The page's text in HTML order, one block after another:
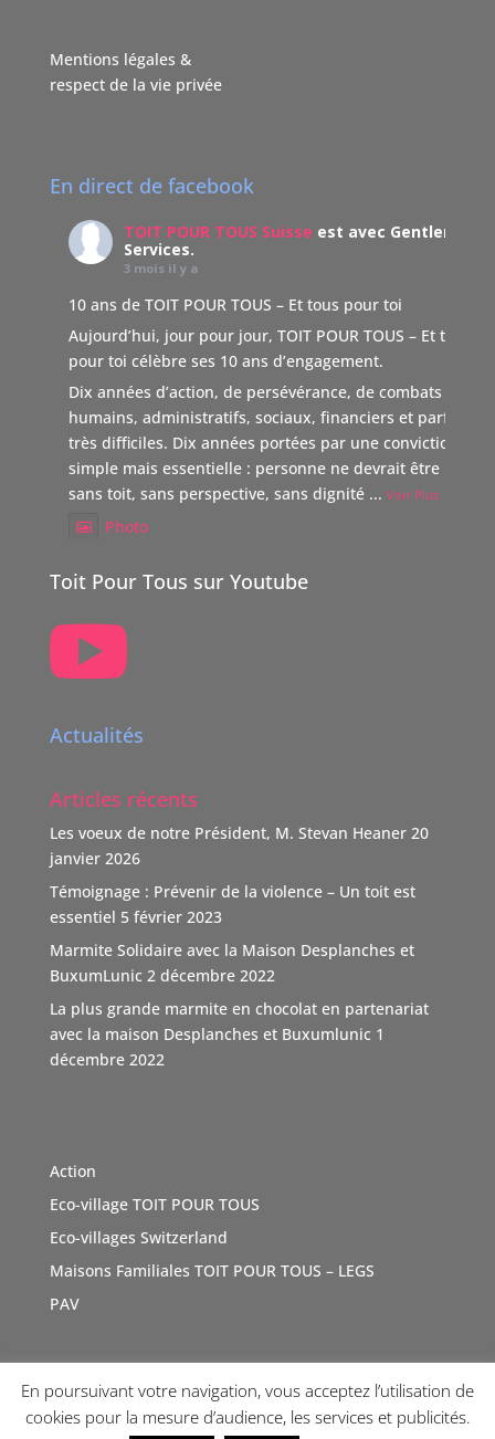
Mentions légales &
respect de la vie privée
En direct de facebook
TOIT POUR TOUS Suisse est avec Gentleman
Services.
3 mois il y a
10 ans de TOIT POUR TOUS – Et tous pour toi
Aujourd’hui, jour pour jour, TOIT POUR TOUS – Et tous
pour toi célèbre ses 10 ans d’engagement.
Dix années d’action, de persévérance, de combats
humains, administratifs, sociaux, financiers et parfois
très difficiles. Dix années portées par une conviction
simple mais essentielle : personne ne devrait être laissé
sans toit, sans perspective, sans dignité ... Voir Plus
Photo
TOIT POUR TOUS Suisse
5 mois il y a
POUR TOUS Suisse.
donateur avec une volonté claire : soutenir des causes
humaines, sociales, environnementales et culturelles
qui font la différence."
TOIT POUR TOUS remercie vivement ce soutien,
d'autant que l'association n'est pas subventionnée
Video
Voir sur Facebook · Partager
TOIT POUR TOUS Suisse
Immo, partenaire de l'association TOIT POUR TOUS
Suisse. Merci de sa générosité à travers cette initiative
vertue#Don
#geneve
#sensibilisationst#inauguration
TOIT POUR TOUS Suisse a 2 nouvelles photos
Toit Pour Tous sur Youtube

Actualités
Articles récents
Les voeux de notre Président, M. Stevan Heaner 20
janvier 2026
Témoignage : Prévenir de la violence – Un toit est
essentiel 5 février 2023
Marmite Solidaire avec la Maison Desplanches et
BuxumLunic 2 décembre 2022
La plus grande marmite en chocolat en partenariat
avec la maison Desplanches et Buxumlunic 1
décembre 2022
Action
Eco-village TOIT POUR TOUS
Eco-villages Switzerland
Maisons Familiales TOIT POUR TOUS – LEGS
PAV
Copyright © 2026 TOI(T) POUR TOUS !Internet Diffusion
En poursuivant votre navigation, vous acceptez l’utilisation de
cookies pour la mesure d’audience, les services et publicités.